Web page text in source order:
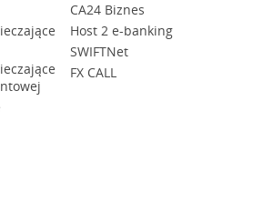
CA24 Biznes
Host 2 e-banking
SWIFTNet
FX CALL